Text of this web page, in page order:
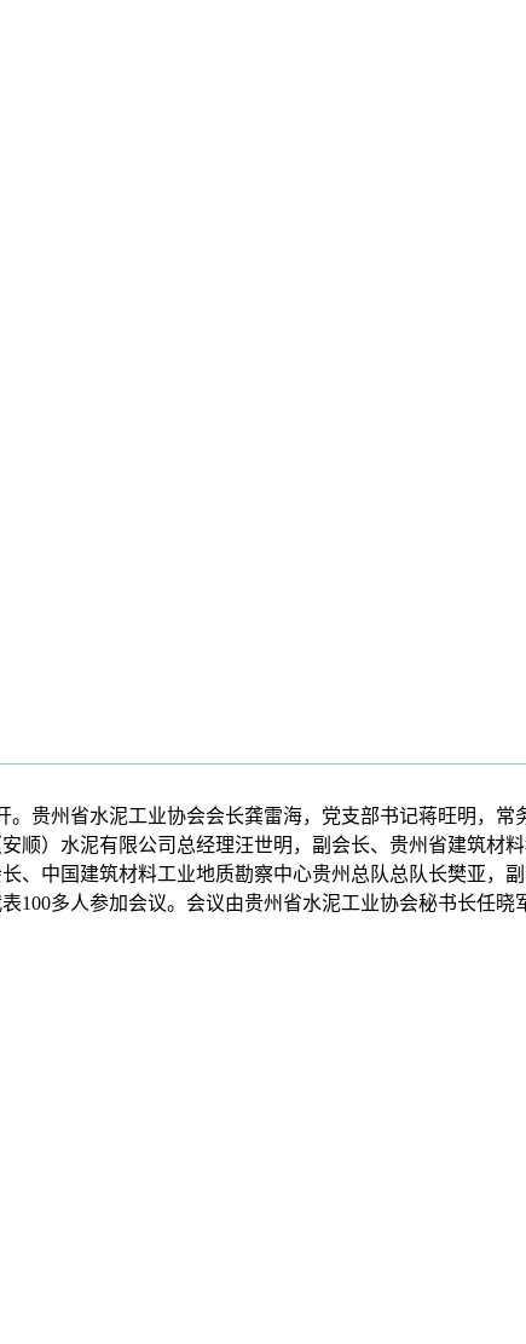
州省水泥工业协会会长龚雷海，党支部书记蒋旺明，常
顺）水泥有限公司总经理汪世明，副会长、贵州省建筑材
中国建筑材料工业地质勘察中心贵州总队总队长樊亚，
多人参加会议。会议由贵州省水泥工业协会秘书长任晓